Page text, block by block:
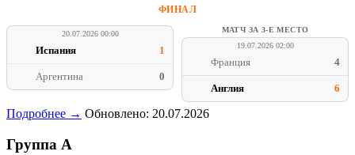
ФИНАЛ
20.07.2026 00:00
Испания 1
Аргентина 0
МАТЧ ЗА 3-Е МЕСТО
19.07.2026 02:00
Франция 4
Англия 6
Подробнее → Обновлено: 20.07.2026
Группа A